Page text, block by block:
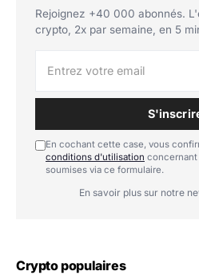
Rejoignez +40 000 abonnés.
crypto, 2x par semaine, en 5
En cochant cette case, vous
conditions d'utilisation
soumises via ce formulaire.
En savoir plus sur notre
Crypto populaires